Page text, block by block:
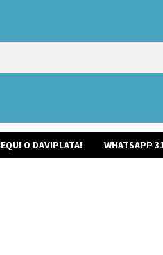
O DAVIPLATA! WHATSAPP